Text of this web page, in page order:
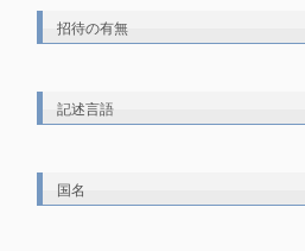
招待の有無
記述言語
国名